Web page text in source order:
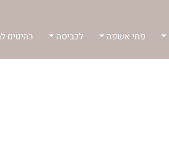
פחי אשפה לכביסה רהיטים